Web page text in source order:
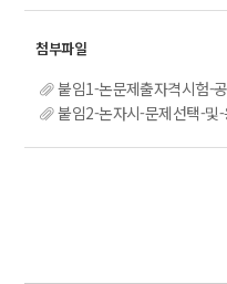
붙임1-논문제출자격시험-
붙임2-논자시-문제선택-및